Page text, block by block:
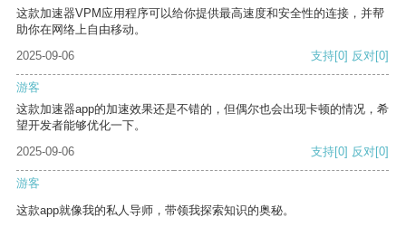
这款加速器VPM应用程序可以给你提供最高速度和安全性的连接，并帮
助你在网络上自由移动。
2025-09-06
支持[0] 反对[0]
游客
这款加速器app的加速效果还是不错的，但偶尔也会出现卡顿的情况，希
望开发者能够优化一下。
2025-09-06
支持[0] 反对[0]
游客
这款app就像我的私人导师，带领我探索知识的奥秘。